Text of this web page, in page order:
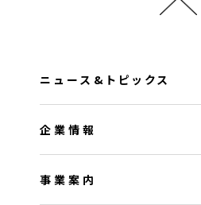
ニュース&トピックス
企業情報
事業案内